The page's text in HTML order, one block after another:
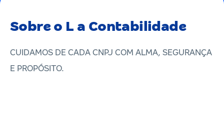
Sobre o L a Contabilidade
CUIDAMOS DE CADA CNPJ COM ALMA, SEGURANÇA
E PROPÓSITO.